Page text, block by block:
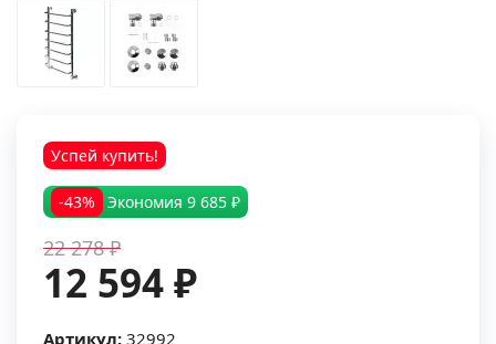
Успей купить!
-43% Экономия 9 685 ₽
22 278 ₽
12 594 ₽
Артикул: 32992